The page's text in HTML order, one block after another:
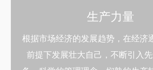
生产力量
根据市场经济的发展趋势，在经济
前提下发展壮大自己，不断引入